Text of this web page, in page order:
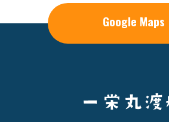
Google Maps